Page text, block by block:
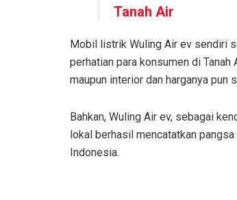
Tanah Air
Mobil listrik Wuling Air ev sendiri
perhatian para konsumen di
maupun interior dan harganya pun
Bahkan, Wuling Air ev, sebagai
lokal berhasil mencatatkan
Indonesia.